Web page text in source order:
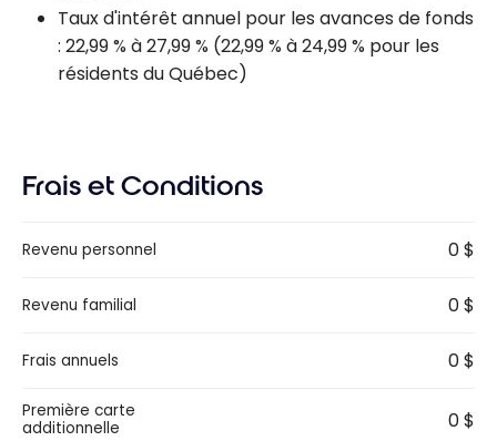
Taux d'intérêt annuel pour les avances de fonds
: 22,99 % à 27,99 % (22,99 % à 24,99 % pour les
résidents du Québec)
Frais et Conditions
Revenu personnel 0 $
Revenu familial 0 $
Frais annuels 0 $
Première carte
additionnelle
0 $